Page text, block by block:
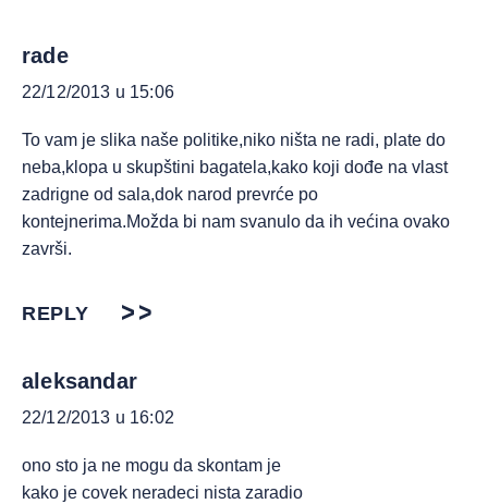
rade
22/12/2013 u 15:06
To vam je slika naše politike,niko ništa ne radi, plate do
neba,klopa u skupštini bagatela,kako koji dođe na vlast
zadrigne od sala,dok narod prevrće po
kontejnerima.Možda bi nam svanulo da ih većina ovako
završi.
REPLY
aleksandar
22/12/2013 u 16:02
ono sto ja ne mogu da skontam je
kako je covek neradeci nista zaradio